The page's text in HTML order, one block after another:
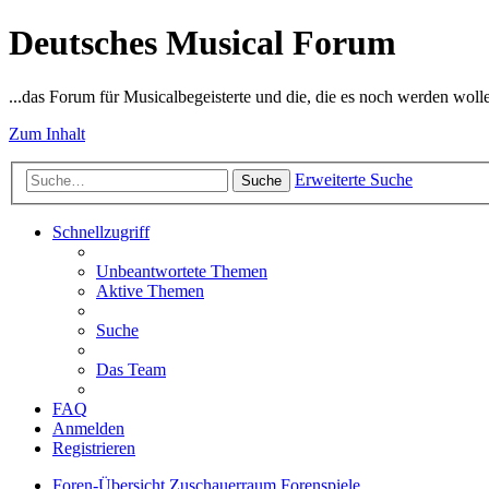
Deutsches Musical Forum
...das Forum für Musicalbegeisterte und die, die es noch werden
Zum Inhalt
Suche Erweiterte Suche
Schnellzugriff
Unbeantwortete Themen
Aktive Themen
Suche
Das Team
FAQ
Anmelden
Registrieren